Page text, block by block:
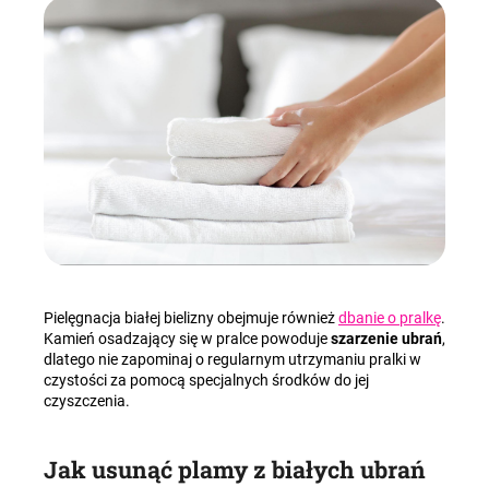
Pielęgnacja białej bielizny obejmuje równieżdbanie o pralkę.
Kamień osadzający się w pralce powodujeszarzenie ubrań,
dlatego nie zapominaj o regularnym utrzymaniu pralki w
czystości za pomocą specjalnych środków do jej
czyszczenia.
Jak usunąć plamy z białych ubrań